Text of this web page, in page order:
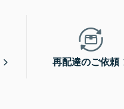
再配達のご依頼